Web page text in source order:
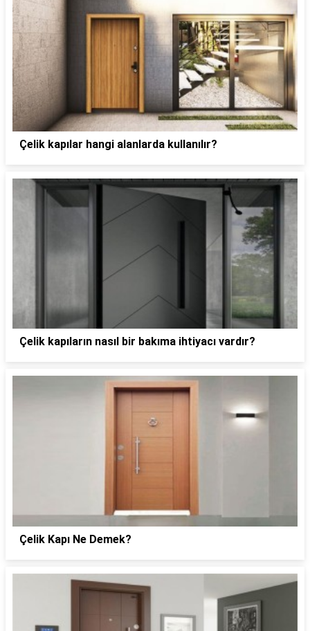
Çelik kapılar hangi alanlarda kullanılır?
Çelik kapıların nasıl bir bakıma ihtiyacı vardır?
Çelik Kapı Ne Demek?